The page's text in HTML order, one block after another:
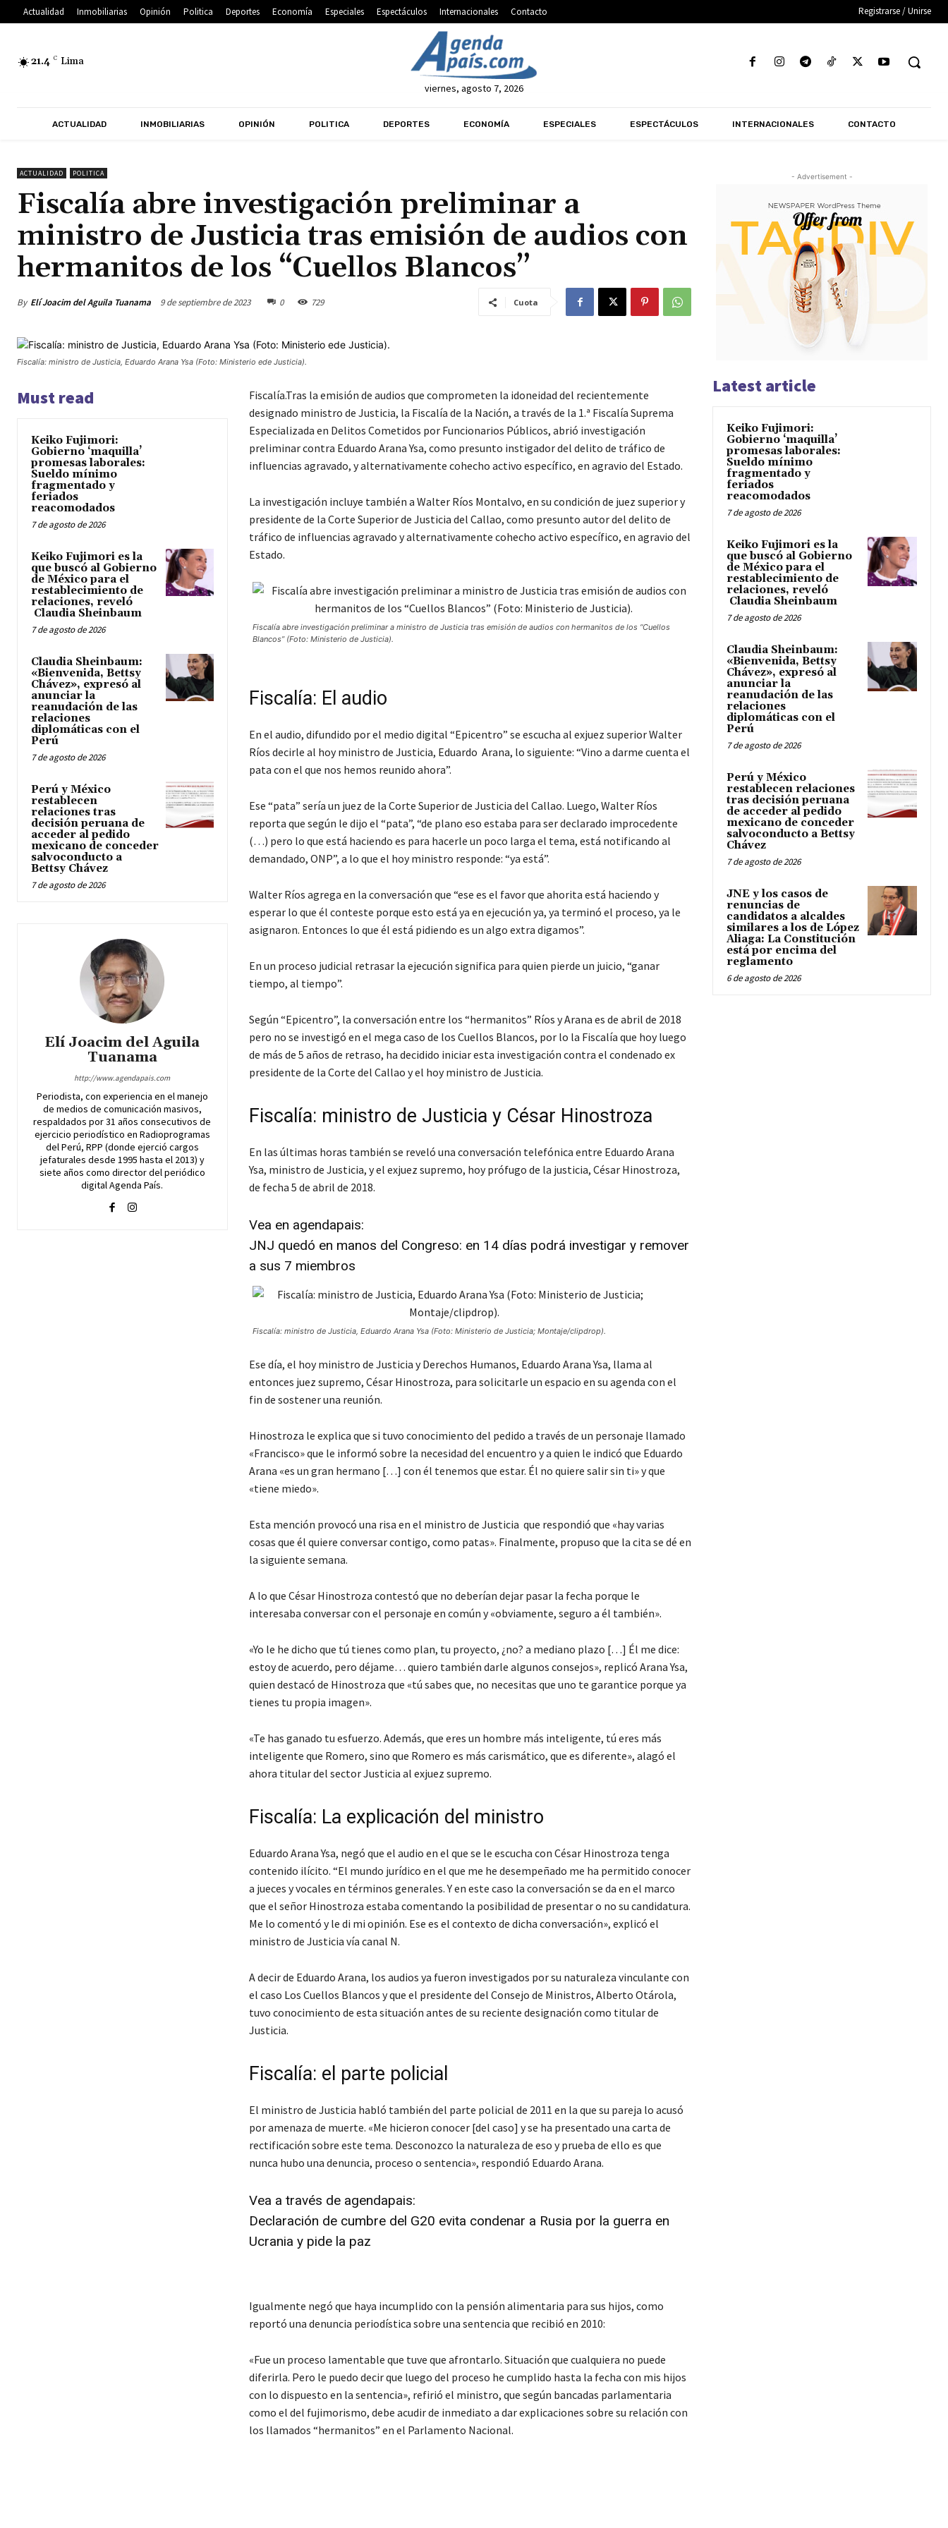
Actualidad Inmobiliarias Opinión Politica Deportes Economía Especiales Espectáculos Internacionales Contacto Registrarse / Unirse
21.4 C Lima
viernes, agosto 7, 2026
ACTUALIDAD INMOBILIARIAS OPINIÓN POLITICA DEPORTES ECONOMÍA ESPECIALES ESPECTÁCULOS INTERNACIONALES CONTACTO
ACTUALIDAD POLITICA
Fiscalía abre investigación preliminar a
ministro de Justicia tras emisión de audios con
hermanitos de los “Cuellos Blancos”
By Elí Joacim del Aguila Tuanama 9 de septiembre de 2023 0 729 Cuota
Fiscalía: ministro de Justicia, Eduardo Arana Ysa (Foto: Ministerio ede Justicia).
Must read
Keiko Fujimori:
Gobierno ‘maquilla’
promesas laborales:
Sueldo mínimo
fragmentado y
feriados
reacomodados
7 de agosto de 2026
Keiko Fujimori es la
que buscó al Gobierno
de México para el
restablecimiento de
relaciones, reveló
Claudia Sheinbaum
7 de agosto de 2026
Claudia Sheinbaum:
«Bienvenida, Bettsy
Chávez», expresó al
anunciar la
reanudación de las
relaciones
diplomáticas con el
Perú
7 de agosto de 2026
Perú y México
restablecen
relaciones tras
decisión peruana de
acceder al pedido
mexicano de conceder
salvoconducto a
Bettsy Chávez
7 de agosto de 2026
Elí Joacim del Aguila
Tuanama
http://www.agendapais.com
Periodista, con experiencia en el manejo
de medios de comunicación masivos,
respaldados por 31 años consecutivos de
ejercicio periodístico en Radioprogramas
del Perú, RPP (donde ejerció cargos
jefaturales desde 1995 hasta el 2013) y
siete años como director del periódico
digital Agenda País.
Fiscalía.Tras la emisión de audios que comprometen la idoneidad del recientemente
designado ministro de Justicia, la Fiscalía de la Nación, a través de la 1.ª Fiscalía Suprema
Especializada en Delitos Cometidos por Funcionarios Públicos, abrió investigación
preliminar contra Eduardo Arana Ysa, como presunto instigador del delito de tráfico de
influencias agravado, y alternativamente cohecho activo específico, en agravio del Estado.
La investigación incluye también a Walter Ríos Montalvo, en su condición de juez superior y
presidente de la Corte Superior de Justicia del Callao, como presunto autor del delito de
tráfico de influencias agravado y alternativamente cohecho activo específico, en agravio del
Estado.
Fiscalía abre investigación preliminar a ministro de Justicia tras emisión de audios con hermanitos de los “Cuellos
Blancos” (Foto: Ministerio de Justicia).
Fiscalía: El audio
En el audio, difundido por el medio digital “Epicentro” se escucha al exjuez superior Walter
Ríos decirle al hoy ministro de Justicia, Eduardo Arana, lo siguiente: “Vino a darme cuenta el
pata con el que nos hemos reunido ahora”.
Ese “pata” sería un juez de la Corte Superior de Justicia del Callao. Luego, Walter Ríos
reporta que según le dijo el “pata”, “de plano eso estaba para ser declarado improcedente
(…) pero lo que está haciendo es para hacerle un poco larga el tema, está notificando al
demandado, ONP”, a lo que el hoy ministro responde: “ya está”.
Walter Ríos agrega en la conversación que “ese es el favor que ahorita está haciendo y
esperar lo que él conteste porque esto está ya en ejecución ya, ya terminó el proceso, ya le
asignaron. Entonces lo que él está pidiendo es un algo extra digamos”.
En un proceso judicial retrasar la ejecución significa para quien pierde un juicio, “ganar
tiempo, al tiempo”.
Según “Epicentro”, la conversación entre los “hermanitos” Ríos y Arana es de abril de 2018
pero no se investigó en el mega caso de los Cuellos Blancos, por lo la Fiscalía que hoy luego
de más de 5 años de retraso, ha decidido iniciar esta investigación contra el condenado ex
presidente de la Corte del Callao y el hoy ministro de Justicia.
Fiscalía: ministro de Justicia y César Hinostroza
En las últimas horas también se reveló una conversación telefónica entre Eduardo Arana
Ysa, ministro de Justicia, y el exjuez supremo, hoy prófugo de la justicia, César Hinostroza,
de fecha 5 de abril de 2018.
Vea en agendapais:
JNJ quedó en manos del Congreso: en 14 días podrá investigar y remover
a sus 7 miembros
Fiscalía: ministro de Justicia, Eduardo Arana Ysa (Foto: Ministerio de Justicia; Montaje/clipdrop).
Ese día, el hoy ministro de Justicia y Derechos Humanos, Eduardo Arana Ysa, llama al
entonces juez supremo, César Hinostroza, para solicitarle un espacio en su agenda con el
fin de sostener una reunión.
Hinostroza le explica que si tuvo conocimiento del pedido a través de un personaje llamado
«Francisco» que le informó sobre la necesidad del encuentro y a quien le indicó que Eduardo
Arana «es un gran hermano […] con él tenemos que estar. Él no quiere salir sin ti» y que
«tiene miedo».
Esta mención provocó una risa en el ministro de Justicia que respondió que «hay varias
cosas que él quiere conversar contigo, como patas». Finalmente, propuso que la cita se dé en
la siguiente semana.
A lo que César Hinostroza contestó que no deberían dejar pasar la fecha porque le
interesaba conversar con el personaje en común y «obviamente, seguro a él también».
«Yo le he dicho que tú tienes como plan, tu proyecto, ¿no? a mediano plazo […] Él me dice:
estoy de acuerdo, pero déjame… quiero también darle algunos consejos», replicó Arana Ysa,
quien destacó de Hinostroza que «tú sabes que, no necesitas que uno te garantice porque ya
tienes tu propia imagen».
«Te has ganado tu esfuerzo. Además, que eres un hombre más inteligente, tú eres más
inteligente que Romero, sino que Romero es más carismático, que es diferente», alagó el
ahora titular del sector Justicia al exjuez supremo.
Fiscalía: La explicación del ministro
Eduardo Arana Ysa, negó que el audio en el que se le escucha con César Hinostroza tenga
contenido ilícito. “El mundo jurídico en el que me he desempeñado me ha permitido conocer
a jueces y vocales en términos generales. Y en este caso la conversación se da en el marco
que el señor Hinostroza estaba comentando la posibilidad de presentar o no su candidatura.
Me lo comentó y le di mi opinión. Ese es el contexto de dicha conversación», explicó el
ministro de Justicia vía canal N.
A decir de Eduardo Arana, los audios ya fueron investigados por su naturaleza vinculante con
el caso Los Cuellos Blancos y que el presidente del Consejo de Ministros, Alberto Otárola,
tuvo conocimiento de esta situación antes de su reciente designación como titular de
Justicia.
Fiscalía: el parte policial
El ministro de Justicia habló también del parte policial de 2011 en la que su pareja lo acusó
por amenaza de muerte. «Me hicieron conocer [del caso] y se ha presentado una carta de
rectificación sobre este tema. Desconozco la naturaleza de eso y prueba de ello es que
nunca hubo una denuncia, proceso o sentencia», respondió Eduardo Arana.
Vea a través de agendapais:
Declaración de cumbre del G20 evita condenar a Rusia por la guerra en
Ucrania y pide la paz
Igualmente negó que haya incumplido con la pensión alimentaria para sus hijos, como
reportó una denuncia periodística sobre una sentencia que recibió en 2010:
«Fue un proceso lamentable que tuve que afrontarlo. Situación que cualquiera no puede
diferirla. Pero le puedo decir que luego del proceso he cumplido hasta la fecha con mis hijos
con lo dispuesto en la sentencia», refirió el ministro, que según bancadas parlamentaria
como el del fujimorismo, debe acudir de inmediato a dar explicaciones sobre su relación con
los llamados “hermanitos” en el Parlamento Nacional.
- Advertisement -
Latest article
Keiko Fujimori:
Gobierno ‘maquilla’
promesas laborales:
Sueldo mínimo
fragmentado y
feriados
reacomodados
7 de agosto de 2026
Keiko Fujimori es la
que buscó al Gobierno
de México para el
restablecimiento de
relaciones, reveló
Claudia Sheinbaum
7 de agosto de 2026
Claudia Sheinbaum:
«Bienvenida, Bettsy
Chávez», expresó al
anunciar la
reanudación de las
relaciones
diplomáticas con el
Perú
7 de agosto de 2026
Perú y México
restablecen relaciones
tras decisión peruana
de acceder al pedido
mexicano de conceder
salvoconducto a Bettsy
Chávez
7 de agosto de 2026
JNE y los casos de
renuncias de
candidatos a alcaldes
similares a los de López
Aliaga: La Constitución
está por encima del
reglamento
6 de agosto de 2026